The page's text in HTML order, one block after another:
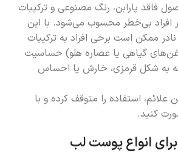
فاقد پارابن، رنگ مصنوعی و ترکیبات
افراد بی‌خطر محسوب می‌شود. با این
ممکن است برخی افراد به ترکیبات
گیاهی یا عصاره هلو) حساسیت
به شکل قرمزی، خارش یا احساس
استفاده را متوقف کرده و با
کنید.
انواع پوست لب